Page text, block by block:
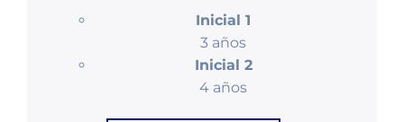
Inicial 1
3 años
Inicial 2
4 años